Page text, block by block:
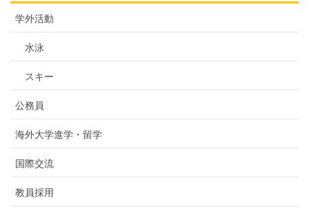
学外活動
水泳
スキー
公務員
海外大学進学・留学
国際交流
教員採用